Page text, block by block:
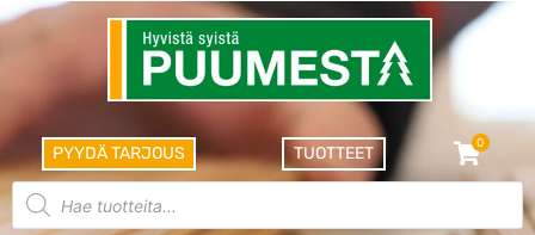
PYYDÄ TARJOUS TUOTTEET
0